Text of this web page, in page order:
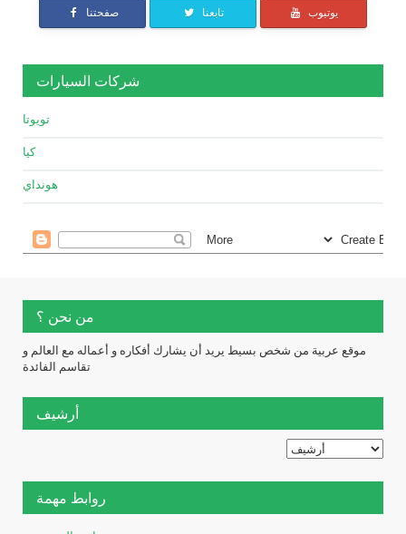
صفحتنا تابعنا يوتيوب
شركات السيارات
تويوتا
كيا
هونداي
من نحن ؟
موقع عربية من شخص بسيط يريد أن يشارك أفكاره و أعماله مع العالم و
تقاسم الفائدة
أرشيف
روابط مهمة